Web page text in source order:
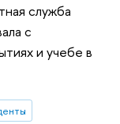
служба
с
и учебе в